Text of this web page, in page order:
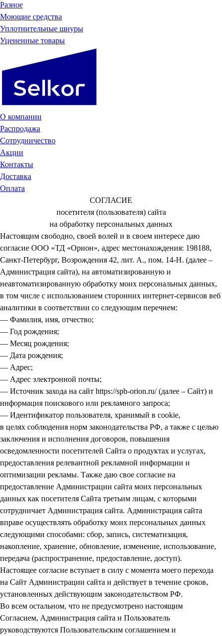
Разное
Моющие средства
Уплотнительные шнуры
Уцененные товары
О компании
Распродажа
Сотрудничество
Акции
Контакты
Доставка
Оплата
СОГЛАСИЕ
посетителя (пользователя) сайта
на обработку персональных данных
Настоящим свободно, своей волей и в своем интересе даю
согласие ООО «ТД «Орион», адрес местонахождения: 198188,
Санкт-Петербург, Возрождения 42, лит. А., пом. 14-Н. (далее –
Администрация сайта), на автоматизированную и
неавтоматизированную обработку моих персональных данных,
в том числе с использованием сторонних интернет-сервисов веб
аналитики в соответствии со следующим перечнем:
— Фамилия, имя, отчество;
— Год рождения;
— Месяц рождения;
— Дата рождения;
— Адрес;
— Адрес электронной почты;
— Источник захода на сайт https://spb-orion.ru/ (далее – Сайт) и
информация поискового или рекламного запроса;
— Идентификатор пользователя, хранимый в cookie,
в целях соблюдения норм законодательства РФ, а также с целью
заключения и исполнения договоров, повышения
осведомленности посетителей Сайта о продуктах и услугах,
предоставления релевантной рекламной информации и
оптимизации рекламы. Также даю свое согласие на
предоставление Администрации сайта моих персональных
данных как посетителя Сайта третьим лицам, с которыми
сотрудничает Администрация сайта. Администрация сайта
вправе осуществлять обработку моих персональных данных
следующими способами: сбор, запись, систематизация,
накопление, хранение, обновление, изменение, использование,
передача (распространение, предоставление, доступ).
Настоящее согласие вступает в силу с момента моего перехода
на Сайт Администрации сайта и действует в течение сроков,
установленных действующим законодательством РФ.
Во всем остальном, что не предусмотрено настоящим
Согласием, Администрация сайта и Пользователь
руководствуются Пользовательским соглашением и